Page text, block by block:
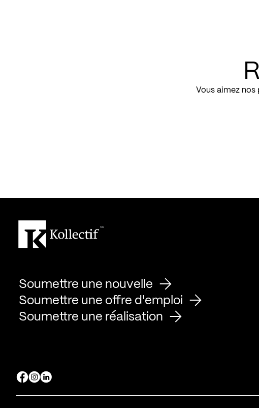
Vous aimez
Soumettre une nouvelle
Soumettre une offre d'emploi
Soumettre une réalisation
Page Facebook de Kollectif
Page Instagram de Kollectif
Page Linkedin de Kollectif